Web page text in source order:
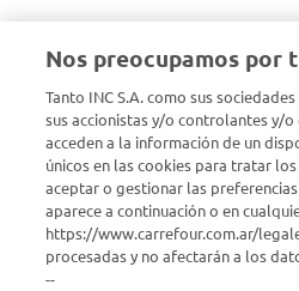
Seguinos en :
Estamos para ayudarte
¿Tenés una consulta? Comunicate
Descubrí Carrefour
Nos preocupamos por
Tanto INC S.A. como sus
sus accionistas y/o controlantes y/
acceden a la información de un
únicos en las cookies para tratar
aceptar o gestionar las
aparece a continuación o en
https://www.carrefour.com.ar/
procesadas y no afectarán a los
--